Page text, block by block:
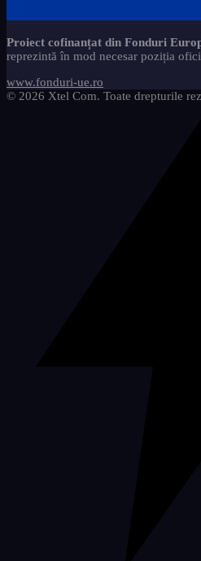
Proiect cofinanțat din Fonduri
reprezintă în mod necesar poziția
www.fonduri-ue.ro
© 2026 Xtel Com. Toate drepturile